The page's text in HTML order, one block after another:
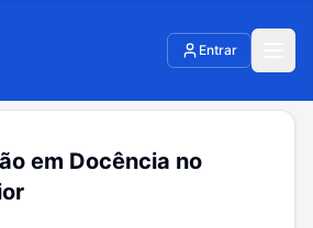
Entrar
em Docência no